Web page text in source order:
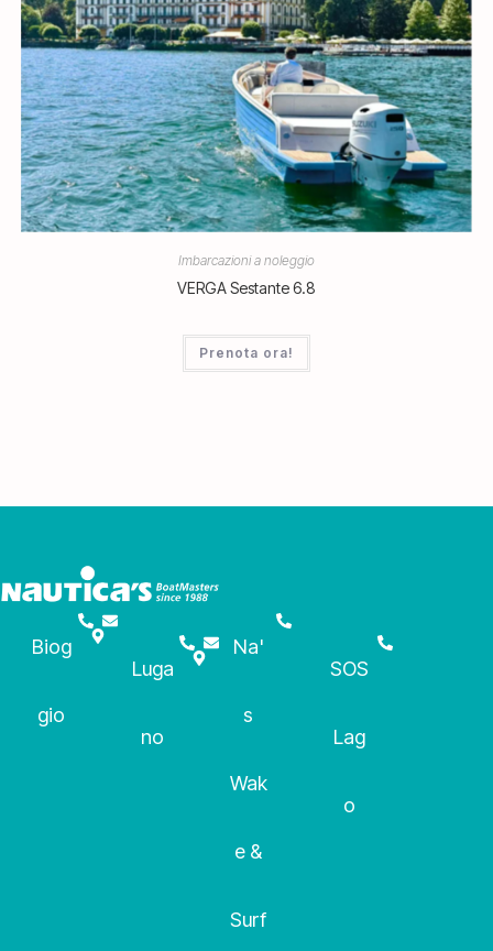
Imbarcazioni a noleggio
VERGA Sestante 6.8
Prenota ora!
Biog
gio
Luga
no
Na'
s
Wak
e &
Surf
SOS
Lag
o